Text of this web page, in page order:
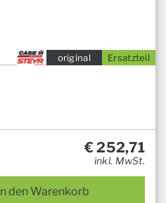
Ersatzteil
original
€252,71
inkl. MwSt.
In den Warenkorb